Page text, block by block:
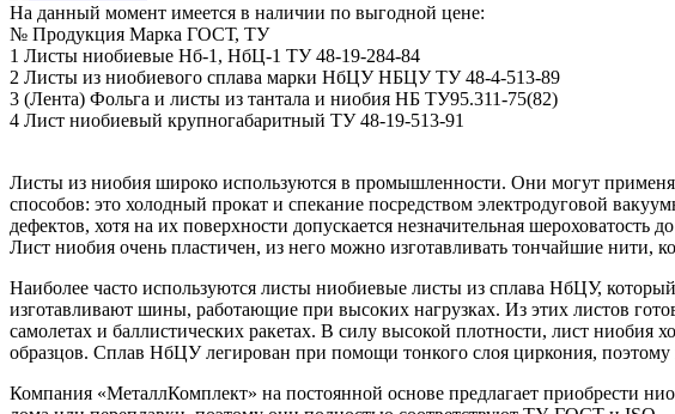
На данный момент имеется в наличии по выгодной цене:
№ Продукция Марка ГОСТ, ТУ
1 Листы ниобиевые Нб-1, НбЦ-1 ТУ 48-19-284-84
2 Листы из ниобиевого сплава марки НбЦУ НБЦУТУ 48-4-513-89
3 (Лента) Фольга и листы из тантала и ниобия НБ ТУ95.311-75(82)
4 Лист ниобиевый крупногабаритный ТУ 48-19-513-91
Листы из ниобия широко используются в промышленности. Они могут
способов: это холодный прокат и спекание посредством электродуговой
дефектов, хотя на их поверхности допускается незначительная
Лист ниобия очень пластичен, из него можно изготавливать тончайшие нити,
Наиболее часто используются листы ниобиевые листы из сплава НбЦУ,
изготавливают шины, работающие при высоких нагрузках. Из этих листов
самолетах и баллистических ракетах. В силу высокой плотности, лист ниобия
образцов. Сплав НбЦУ легирован при помощи тонкого слоя циркония,
Компания «МеталлКомплект» на постоянной основе предлагает приобрести